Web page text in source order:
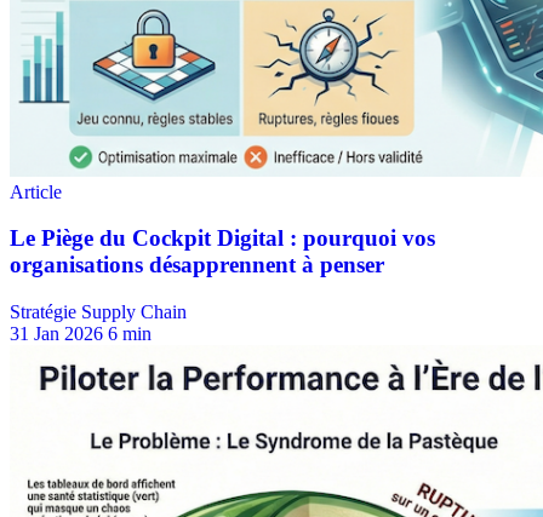
Stratégie Supply Chain
31 Jan 2026 6 min